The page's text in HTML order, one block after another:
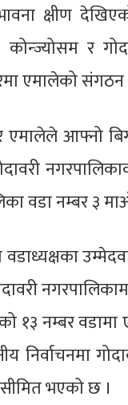
क्षीण
कोन्ज्योसम र
एमालेको संगठन
एमालेले आफ्नो
वडा नम्बर ३
१३ नम्बर
निर्वाचनमा
भएको छ ।